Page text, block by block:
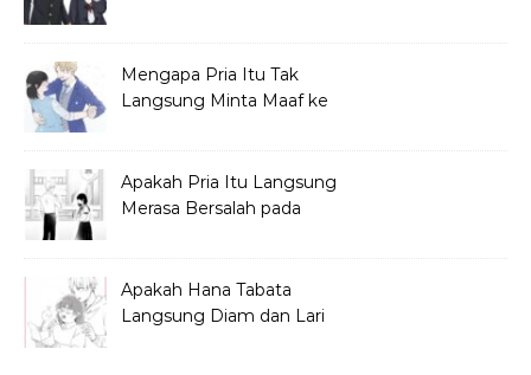
Mengapa Pria Itu Tak
Langsung Minta Maaf ke
Apakah Pria Itu Langsung
Merasa Bersalah pada
Apakah Hana Tabata
Langsung Diam dan Lari